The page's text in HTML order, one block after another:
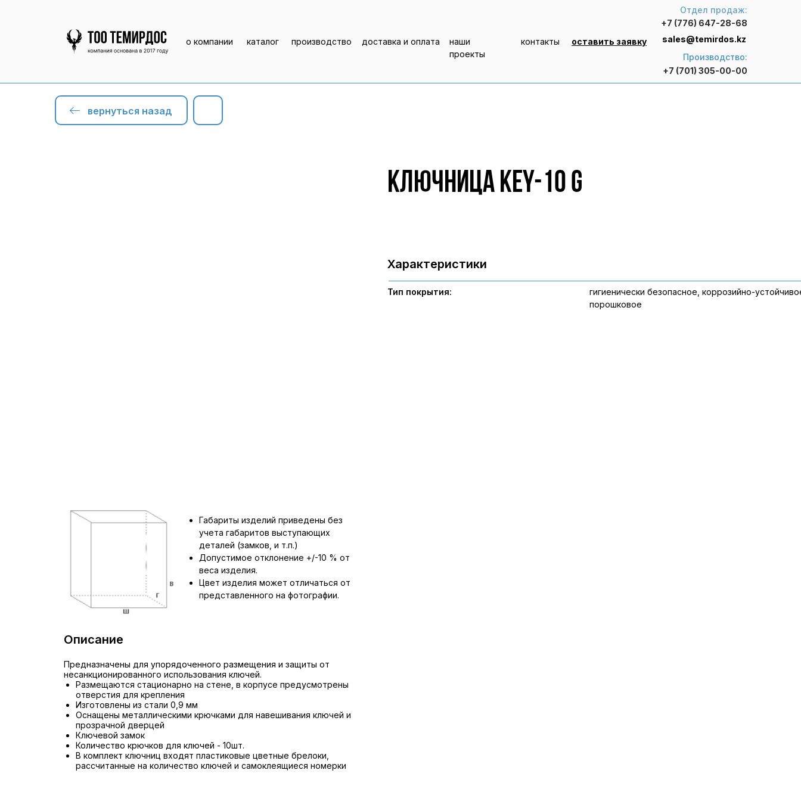
контакты оставить заявку
наши
проекты
производство доставка и оплата
каталог
о компании
Отдел продаж:
+7 (776) 647-28-68
Производство:
+7 (701) 305-00-00
sales@temirdos.kz
вернуться назад
Ключница KEY-10 G
Описание
Предназначены для упорядоченного размещения и защиты от
несанкционированного использования ключей.
Размещаются стационарно на стене, в корпусе предусмотрены
отверстия для крепления
Изготовлены из стали 0,9 мм
Оснащены металлическими крючками для навешивания ключей и
прозрачной дверцей
Ключевой замок
Количество крючков для ключей - 10шт.
В комплект ключниц входят пластиковые цветные брелоки,
рассчитанные на количество ключей и самоклеящиеся номерки
Габариты изделий приведены без
учета габаритов выступающих
деталей (замков, и т.п.)
Допустимое отклонение +/-10 % от
веса изделия.
Цвет изделия может отличаться от
представленного на фотографии.
Характеристики
гигиенически безопасное, коррозийно-
порошковое
Тип покрытия: